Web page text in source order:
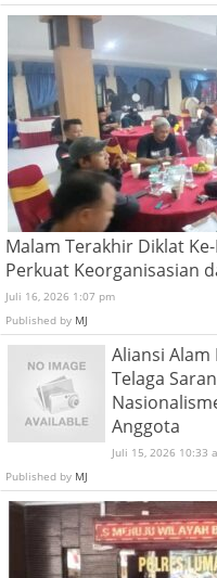
Malam Terakhir Diklat
Perkuat Keorganisasian
Juli 16, 2026 1:07 pm
Published by MJ
Aliansi Alam
Telaga
Anggota
Juli 15, 2026 10:33
Published by MJ